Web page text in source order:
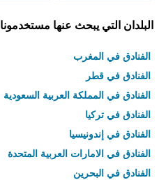
البلدان التي يبحث عنها مستخدمونا
الفنادق في المغرب
الفنادق في قطر
الفنادق في المملكة العربية السعودية
الفنادق في تركيا
الفنادق في إندونيسيا
الفنادق في الامارات العربية المتحدة
الفنادق في البحرين